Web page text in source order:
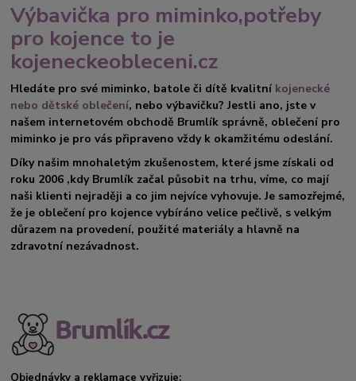
Výbavička pro miminko,potřeby
pro kojence to je
kojeneckeobleceni.cz
Hledáte pro své miminko, batole či dítě kvalitní kojenecké
nebo dětské oblečení, nebo výbavičku? Jestli ano, jste v
našem internetovém obchodě Brumlík správně, oblečení pro
miminko je pro vás připraveno vždy k okamžitému odeslání.
Díky našim mnohaletým zkušenostem, které jsme získali od
roku 2006 ,kdy Brumlík začal působit na trhu, víme, co mají
naši klienti nejraději a co jim nejvíce vyhovuje. Je samozřejmé,
že je oblečení pro kojence vybíráno velice pečlivě, s velkým
důrazem na provedení, použité materiály a hlavně na
zdravotní nezávadnost.
Objednávky a reklamace vyřizuje: